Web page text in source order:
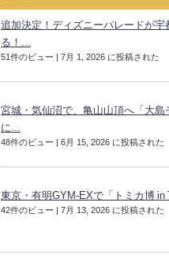
追加決定！ディズニーパレードが宇
る！...
51件のビュー | 7月 1, 2026 に投稿された
宮城・気仙沼で、亀山山頂へ「大島
に...
48件のビュー | 6月 15, 2026 に投稿された
東京・有明GYM-EXで「トミカ博 in
42件のビュー | 7月 13, 2026 に投稿された